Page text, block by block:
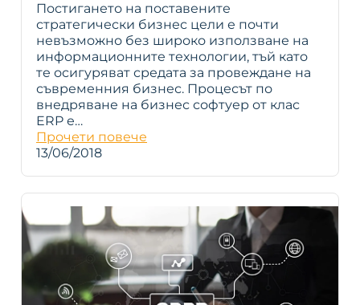
Постигането на поставените
стратегически бизнес цели е почти
невъзможно без широко използване на
информационните технологии, тъй като
те осигуряват средата за провеждане на
съвременния бизнес. Процесът по
внедряване на бизнес софтуер от клас
ERP е…
Прочети повече
13/06/2018